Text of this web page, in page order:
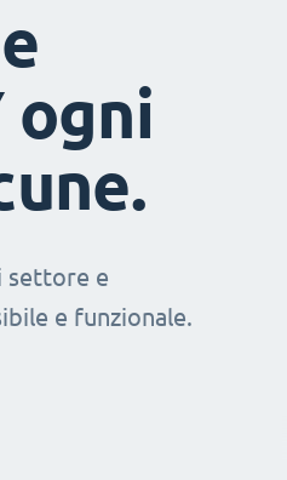
ogni
settore e
e funzionale.